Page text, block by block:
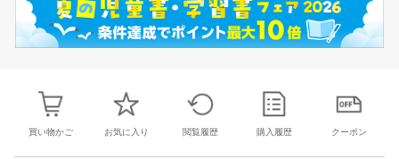
買い物かご お気に入り 閲覧履歴 購入履歴 クーポン